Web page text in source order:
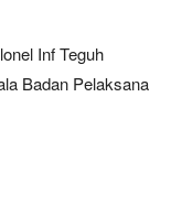
Inf Teguh
Badan Pelaksana